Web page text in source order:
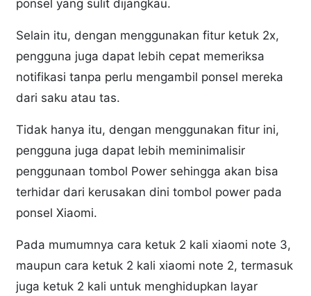
ponsel yang sulit dijangkau.
Selain itu, dengan menggunakan fitur ketuk 2x,
pengguna juga dapat lebih cepat memeriksa
notifikasi tanpa perlu mengambil ponsel mereka
dari saku atau tas.
Tidak hanya itu, dengan menggunakan fitur ini,
pengguna juga dapat lebih meminimalisir
penggunaan tombol Power sehingga akan bisa
terhidar dari kerusakan dini tombol power pada
ponsel Xiaomi.
Pada mumumnya cara ketuk 2 kali xiaomi note 3,
maupun cara ketuk 2 kali xiaomi note 2, termasuk
juga ketuk 2 kali untuk menghidupkan layar